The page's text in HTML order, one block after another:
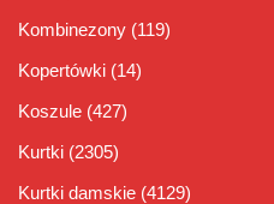
Kombinezony (119)
Kopertówki (14)
Koszule (427)
Kurtki (2305)
Kurtki damskie (4129)